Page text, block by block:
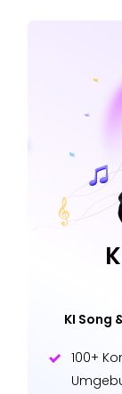
KI Song
100+